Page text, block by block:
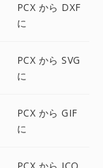
PCX から DXF
に
PCX から SVG
に
PCX から GIF
に